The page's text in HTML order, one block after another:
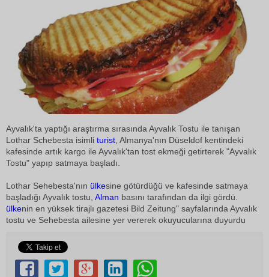
Ayvalık'ta yaptığı araştırma sırasında Ayvalık Tostu ile tanışan
Lothar Schebesta isimli turist , Almanya'nın Düseldof kentindeki
kafesinde artık kargo ile Ayvalık'tan tost ekmeği getirterek "Ayvalık
Tostu" yapıp satmaya başladı.
Lothar Sehebesta'nın ülkesine götürdüğü ve kafesinde satmaya
başladığı Ayvalık tostu, Alman basını tarafından da ilgi gördü.
ülkenin en yüksek tirajlı gazetesi Bild Zeitung" sayfalarında Ayvalık
tostu ve Sehebesta ailesine yer vererek okuyucularına duyurdu